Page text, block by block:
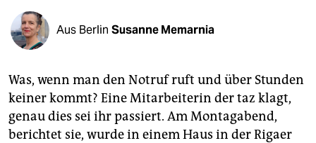
shop
fragen & hilfe
abo
genossenschaft
Aus Berlin Susanne Memarnia
Was, wenn man den Notruf ruft und über Stunden
keiner kommt? Eine Mitarbeiterin der taz klagt,
genau dies sei ihr passiert. Am Montagabend,
berichtet sie, wurde in einem Haus in der Rigaer